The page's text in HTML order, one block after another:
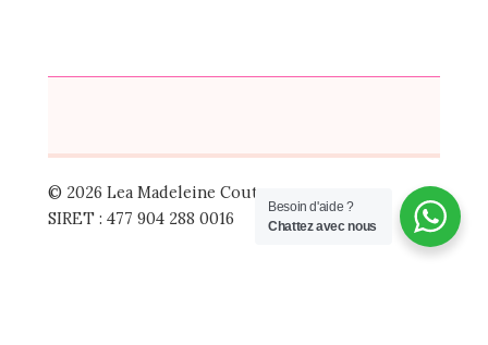
© 2026 Lea Madeleine Couture
SIRET : 477 904 288 0016
Besoin d'aide ?
Chattez avec nous